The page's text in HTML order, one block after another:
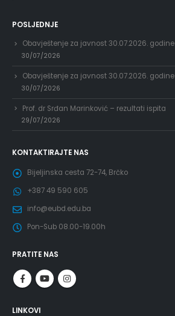
POSLJEDNJE
Obavještenje za javnost 30.07.2026. godine
30/07/2026
Obavještenje za javnost 30.07.2026. godine
30/07/2026
Prof. dr Srđan Marinković – rezultati ispita
29/07/2026
KONTAKTIRAJTE NAS
Bijeljinska cesta 72-74, Brčko
+387 49 590 605
info@eubd.edu.ba
Pon-Sub 08.00-19.00h
PRATITE NAS
LINKOVI